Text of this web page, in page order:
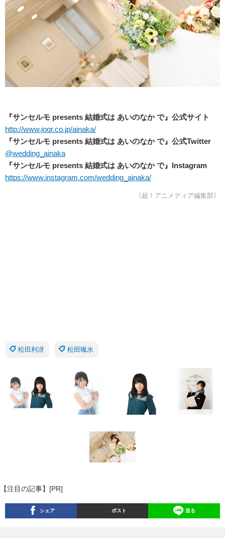
『サンセルモ presents 結婚式は あいのなかで』公式サイト
http://www.joqr.co.jp/ainaka/
『サンセルモ presents 結婚式は あいのなかで』公式Twitter
@wedding_ainaka
『サンセルモ presents 結婚式は あいのなかで』Instagram
https://www.instagram.com/wedding_ainaka/
《超！アニメディア編集部》
松田利冴 松田颯水
【注目の記事】[PR]
シェア ポスト 送る